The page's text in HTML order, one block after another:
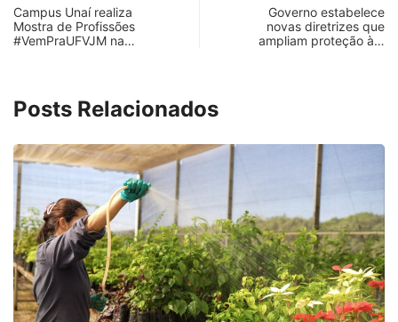
Campus Unaí realiza
Mostra de Profissões
#VemPraUFVJM na…
Governo estabelece
novas diretrizes que
ampliam proteção à…
Posts Relacionados